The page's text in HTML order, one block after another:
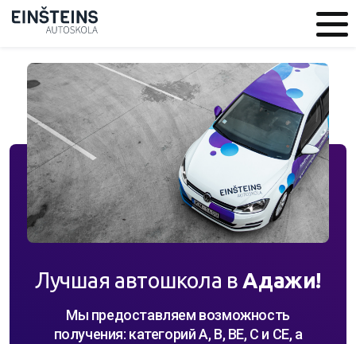
Лучшая автошкола вАдажи!
Мы предоставляем возможность
получения: категорий A, B, BE, C и CE, а